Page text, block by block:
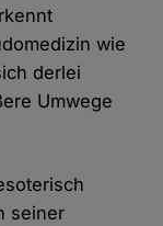
wie
derlei
Umwege
seiner